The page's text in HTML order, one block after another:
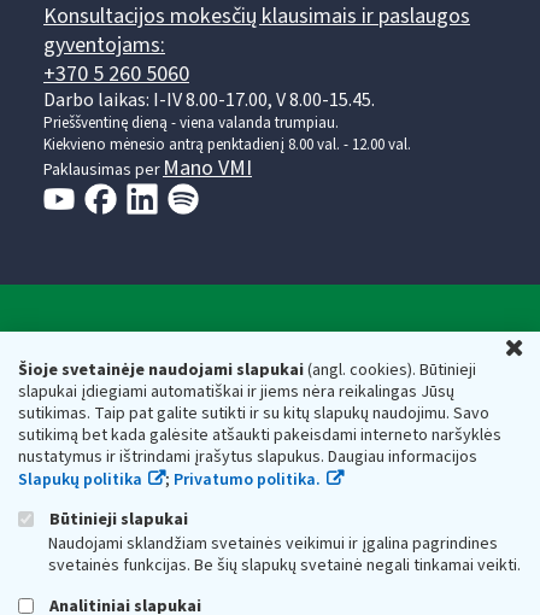
Šioje svetainėje naudojami slapukai(angl. cookies). Būtinieji
slapukai įdiegiami automatiškai ir jiems nėra reikalingas Jūsų
sutikimas. Taip pat galite sutikti ir su kitų slapukų naudojimu. Savo
sutikimą bet kada galėsite atšaukti pakeisdami interneto naršyklės
nustatymus ir ištrindami įrašytus slapukus. Daugiau informacijos
Slapukų politika
; Privatumo politika.
Būtinieji slapukai
Naudojami sklandžiam svetainės veikimui ir įgalina pagrindines
svetainės funkcijas. Be šių slapukų svetainė negali tinkamai veikti.
Analitiniai slapukai
Konsultacijos mokesčių klausimais ir paslaugos
gyventojams:
+370 5 260 5060
Darbo laikas: I-IV 8.00-17.00, V 8.00-15.45.
Prieššventinę dieną - viena valanda trumpiau.
Kiekvieno mėnesio antrą penktadienį 8.00 val. - 12.00 val.
Paklausimas perMano VMI
Valstybinė mokesčių inspekcija prie Lietuvos
Respublikos finansų ministerijos
Biudžetinė įstaiga. Juridinio asmens kodas — 188659752,
adresas: Vasario 16-osios g. 14, 01107 Vilnius, Lietuva, el.paštas:
vmi@vmi.lt , E. pristatymo dėžutės adresas 188659752
Duomenys apie Valstybinę mokesčių inspekciją prie Lietuvos
Respublikos finansų ministerijos kaupiami ir saugomi Juridinių